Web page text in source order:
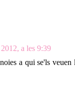
a les 9:39
a qui se'ls